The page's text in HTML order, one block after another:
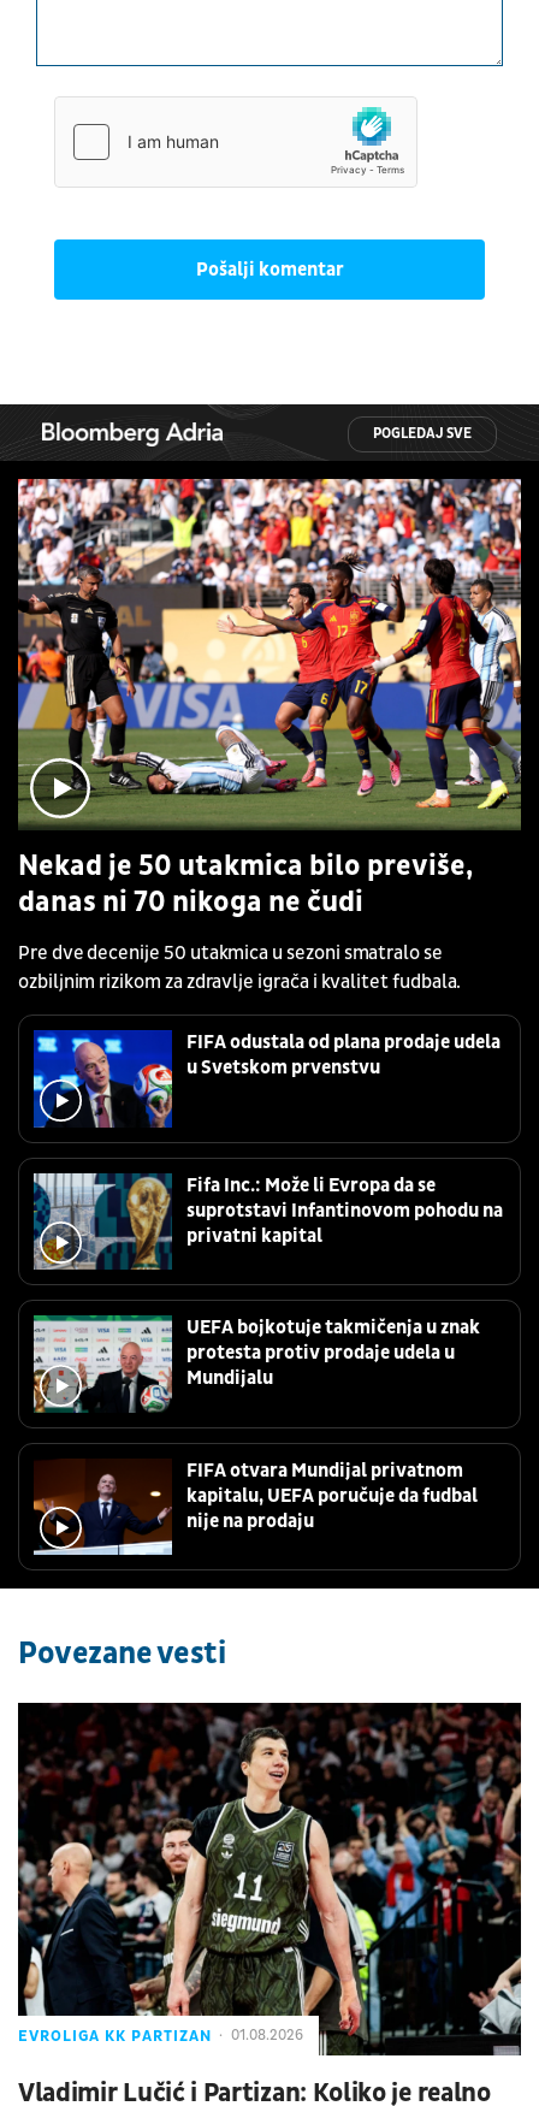
Pošalji komentar
POGLEDAJ SVE
Nekad je 50 utakmica bilo previše,
danas ni 70 nikoga ne čudi
Pre dve decenije 50 utakmica u sezoni smatralo se
ozbiljnim rizikom za zdravlje igrača i kvalitet fudbala.
FIFA odustala od plana prodaje udela
u Svetskom prvenstvu
Fifa Inc.: Može li Evropa da se
suprotstavi Infantinovom pohodu na
privatni kapital
UEFA bojkotuje takmičenja u znak
protesta protiv prodaje udela u
Mundijalu
FIFA otvara Mundijal privatnom
kapitalu, UEFA poručuje da fudbal
nije na prodaju
Povezane vesti
EVROLIGA KK PARTIZAN 01.08.2026
Vladimir Lučić i Partizan: Koliko je realno